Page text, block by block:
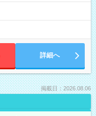
詳細へ
掲載日：2026.08.06